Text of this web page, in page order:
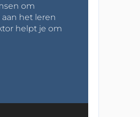
om
het leren
helpt je om